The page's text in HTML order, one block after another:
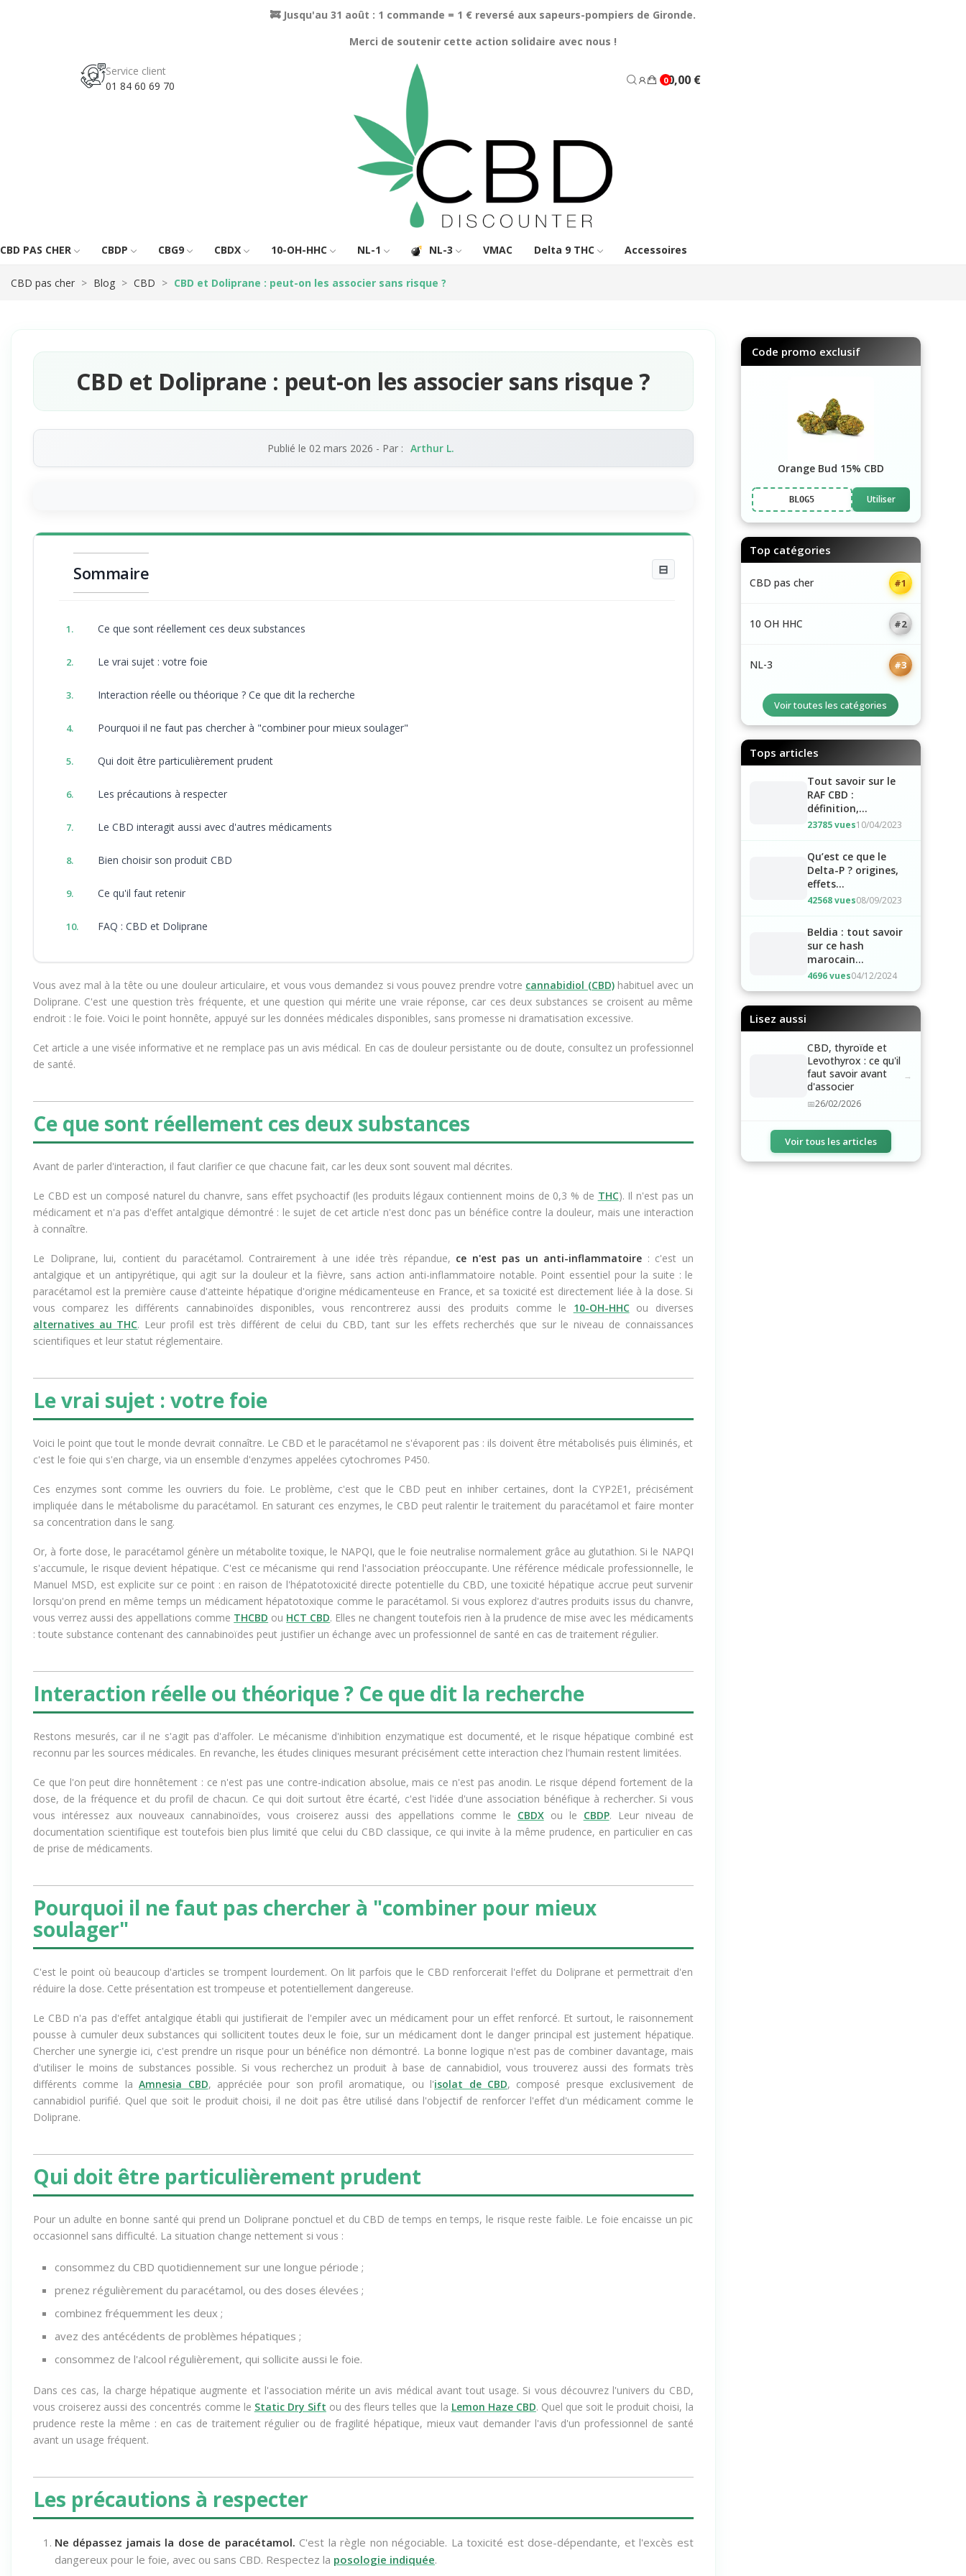
🚒 Jusqu'au 31 août : 1 commande = 1 € reversé aux sapeurs-pompiers de Gironde.
Merci de soutenir cette action solidaire avec nous !
Service client
01 84 60 69 70
0,00 €
0
CBD PAS CHER CBDP CBG9 CBDX 10-OH-HHC NL-1 NL-3 VMAC Delta 9 THC Accessoires
CBD pas cher Blog CBD CBD et Doliprane : peut-on les associer sans risque ?
CBD et Doliprane : peut-on les associer sans risque ?
Publié le 02 mars 2026 - Par : Arthur L.
Sommaire ⊟
1. Ce que sont réellement ces deux substances
2. Le vrai sujet : votre foie
3. Interaction réelle ou théorique ? Ce que dit la recherche
4. Pourquoi il ne faut pas chercher à "combiner pour mieux soulager"
5. Qui doit être particulièrement prudent
6. Les précautions à respecter
7. Le CBD interagit aussi avec d'autres médicaments
8. Bien choisir son produit CBD
9. Ce qu'il faut retenir
10. FAQ : CBD et Doliprane
Vous avez mal à la tête ou une douleur articulaire, et vous vous demandez si vous pouvez prendre votre cannabidiol (CBD)habituel avec un
Doliprane. C'est une question très fréquente, et une question qui mérite une vraie réponse, car ces deux substances se croisent au même
endroit : le foie. Voici le point honnête, appuyé sur les données médicales disponibles, sans promesse ni dramatisation excessive.
Cet article a une visée informative et ne remplace pas un avis médical. En cas de douleur persistante ou de doute, consultez un professionnel
de santé.
Ce que sont réellement ces deux substances
Avant de parler d'interaction, il faut clarifier ce que chacune fait, car les deux sont souvent mal décrites.
Le CBD est un composé naturel du chanvre, sans effet psychoactif (les produits légaux contiennent moins de 0,3 % de THC). Il n'est pas un
médicament et n'a pas d'effet antalgique démontré : le sujet de cet article n'est donc pas un bénéfice contre la douleur, mais une interaction
à connaître.
Le Doliprane, lui, contient du paracétamol. Contrairement à une idée très répandue, ce n'est pas un anti-inflammatoire : c'est un
antalgique et un antipyrétique, qui agit sur la douleur et la fièvre, sans action anti-inflammatoire notable. Point essentiel pour la suite : le
paracétamol est la première cause d'atteinte hépatique d'origine médicamenteuse en France, et sa toxicité est directement liée à la dose. Si
vous comparez les différents cannabinoïdes disponibles, vous rencontrerez aussi des produits comme le 10-OH-HHCou diverses
alternatives au THC. Leur profil est très différent de celui du CBD, tant sur les effets recherchés que sur le niveau de connaissances
scientifiques et leur statut réglementaire.
Le vrai sujet : votre foie
Voici le point que tout le monde devrait connaître. Le CBD et le paracétamol ne s'évaporent pas : ils doivent être métabolisés puis éliminés, et
c'est le foie qui s'en charge, via un ensemble d'enzymes appelées cytochromes P450.
Ces enzymes sont comme les ouvriers du foie. Le problème, c'est que le CBD peut en inhiber certaines, dont la CYP2E1, précisément
impliquée dans le métabolisme du paracétamol. En saturant ces enzymes, le CBD peut ralentir le traitement du paracétamol et faire monter
sa concentration dans le sang.
Or, à forte dose, le paracétamol génère un métabolite toxique, le NAPQI, que le foie neutralise normalement grâce au glutathion. Si le NAPQI
s'accumule, le risque devient hépatique. C'est ce mécanisme qui rend l'association préoccupante. Une référence médicale professionnelle, le
Manuel MSD, est explicite sur ce point : en raison de l'hépatotoxicité directe potentielle du CBD, une toxicité hépatique accrue peut survenir
lorsqu'on prend en même temps un médicament hépatotoxique comme le paracétamol. Si vous explorez d'autres produits issus du chanvre,
vous verrez aussi des appellations comme THCBD ou HCT CBD. Elles ne changent toutefois rien à la prudence de mise avec les médicaments
: toute substance contenant des cannabinoïdes peut justifier un échange avec un professionnel de santé en cas de traitement régulier.
Interaction réelle ou théorique ? Ce que dit la recherche
Restons mesurés, car il ne s'agit pas d'affoler. Le mécanisme d'inhibition enzymatique est documenté, et le risque hépatique combiné est
reconnu par les sources médicales. En revanche, les études cliniques mesurant précisément cette interaction chez l'humain restent limitées.
Ce que l'on peut dire honnêtement : ce n'est pas une contre-indication absolue, mais ce n'est pas anodin. Le risque dépend fortement de la
dose, de la fréquence et du profil de chacun. Ce qui doit surtout être écarté, c'est l'idée d'une association bénéfique à rechercher. Si vous
vous intéressez aux nouveaux cannabinoïdes, vous croiserez aussi des appellations comme le CBDXou le CBDP. Leur niveau de
documentation scientifique est toutefois bien plus limité que celui du CBD classique, ce qui invite à la même prudence, en particulier en cas
de prise de médicaments.
Pourquoi il ne faut pas chercher à "combiner pour mieux
soulager"
C'est le point où beaucoup d'articles se trompent lourdement. On lit parfois que le CBD renforcerait l'effet du Doliprane et permettrait d'en
réduire la dose. Cette présentation est trompeuse et potentiellement dangereuse.
Le CBD n'a pas d'effet antalgique établi qui justifierait de l'empiler avec un médicament pour un effet renforcé. Et surtout, le raisonnement
pousse à cumuler deux substances qui sollicitent toutes deux le foie, sur un médicament dont le danger principal est justement hépatique.
Chercher une synergie ici, c'est prendre un risque pour un bénéfice non démontré. La bonne logique n'est pas de combiner davantage, mais
d'utiliser le moins de substances possible. Si vous recherchez un produit à base de cannabidiol, vous trouverez aussi des formats très
différents comme laAmnesia CBD, appréciée pour son profil aromatique, ou l'isolat de CBD, composé presque exclusivement de
cannabidiol purifié. Quel que soit le produit choisi, il ne doit pas être utilisé dans l'objectif de renforcer l'effet d'un médicament comme le
Doliprane.
Qui doit être particulièrement prudent
Pour un adulte en bonne santé qui prend un Doliprane ponctuel et du CBD de temps en temps, le risque reste faible. Le foie encaisse un pic
occasionnel sans difficulté. La situation change nettement si vous :
consommez du CBD quotidiennement sur une longue période ;
prenez régulièrement du paracétamol, ou des doses élevées ;
combinez fréquemment les deux ;
avez des antécédents de problèmes hépatiques ;
consommez de l'alcool régulièrement, qui sollicite aussi le foie.
Dans ces cas, la charge hépatique augmente et l'association mérite un avis médical avant tout usage. Si vous découvrez l'univers du CBD,
vous croiserez aussi des concentrés comme le Static Dry Sift ou des fleurs telles que la Lemon Haze CBD. Quel que soit le produit choisi, la
prudence reste la même : en cas de traitement régulier ou de fragilité hépatique, mieux vaut demander l'avis d'un professionnel de santé
avant un usage fréquent.
Les précautions à respecter
Ne dépassez jamais la dose de paracétamol. C'est la règle non négociable. La toxicité est dose-dépendante, et l'excès est
dangereux pour le foie, avec ou sans CBD. Respectez la posologie indiquée.
Code promo exclusif
Orange Bud 15% CBD
BLOG5 Utiliser
Top catégories
CBD pas cher #1
10 OH HHC #2
NL-3 #3
Voir toutes les catégories
Tops articles
Tout savoir sur le
RAF CBD :
définition,...
23785 vues10/04/2023
Qu’est ce que le
Delta-P ? origines,
effets…
42568 vues08/09/2023
Beldia : tout savoir
sur ce hash
marocain...
4696 vues04/12/2024
Lisez aussi
CBD, thyroïde et
Levothyrox : ce qu'il
faut savoir avant
d'associer
26/02/2026
Voir tous les articles